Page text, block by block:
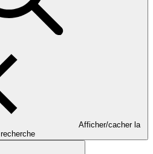
Afficher/cacher la
recherche